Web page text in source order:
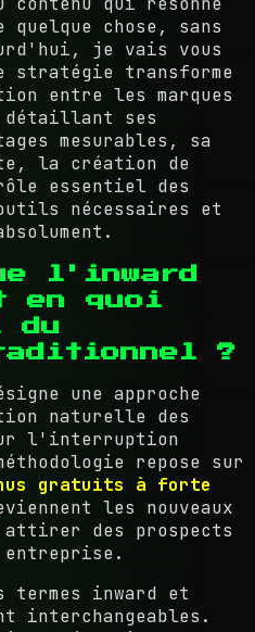
chose, sans
je vais vous
stratégie transforme
entre les marques
détaillant ses
mesurables, sa
la création de
essentiel des
nécessaires et
l'inward
en quoi
?
une approche
naturelle des
l'interruption
repose sur
gratuits à forte
les nouveaux
des prospects
termes inward et
interchangeables.